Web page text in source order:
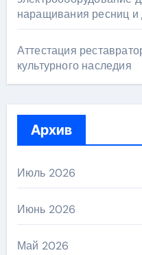
наращивания ресниц и
Аттестация
культурного наследия
Архив
Июль 2026
Июнь 2026
Май 2026